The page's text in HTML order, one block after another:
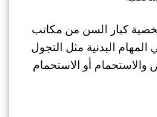
كبار السن من مكاتب
البدنية مثل التجول
أو الاستحمام